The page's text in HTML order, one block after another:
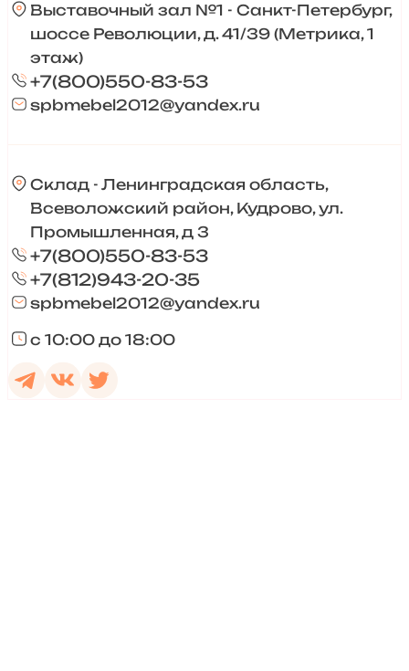
Выставочный зал №1 - Санкт-Петербург,
шоссе Революции, д. 41/39 (Метрика, 1
этаж)
+7(800)550-83-53
spbmebel2012@yandex.ru
Склад - Ленинградская область,
Всеволожский район, Кудрово, ул.
Промышленная, д 3
+7(800)550-83-53
+7(812)943-20-35
spbmebel2012@yandex.ru
с 10:00 до 18:00